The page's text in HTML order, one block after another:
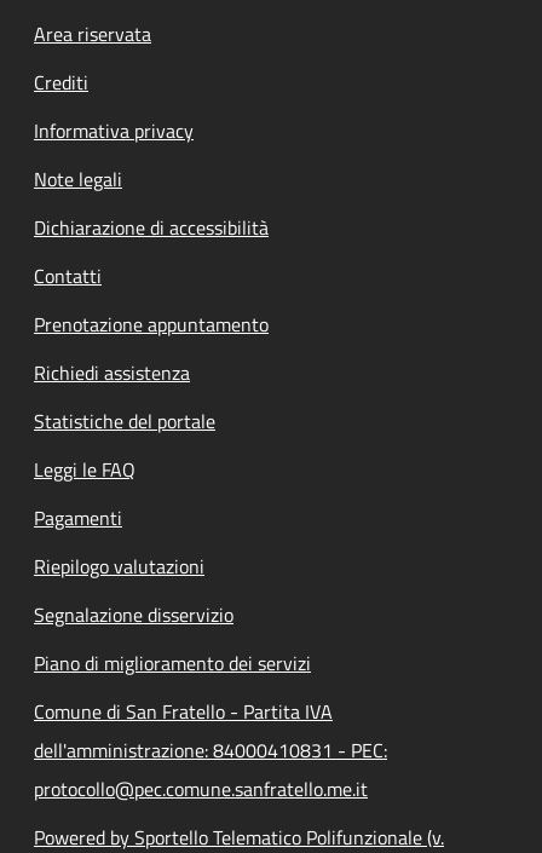
Footer menu
Area riservata
Crediti
Informativa privacy
Note legali
Dichiarazione di accessibilità
Contatti
Prenotazione appuntamento
Richiedi assistenza
Statistiche del portale
Leggi le FAQ
Pagamenti
Riepilogo valutazioni
Segnalazione disservizio
Piano di miglioramento dei servizi
Comune di San Fratello - Partita IVA
dell'amministrazione: 84000410831 - PEC:
protocollo@pec.comune.sanfratello.me.it
Powered by Sportello Telematico Polifunzionale (v.